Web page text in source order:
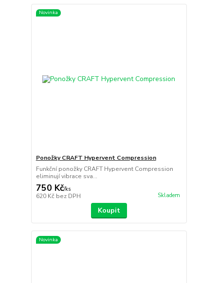
Novinka
Ponožky CRAFT Hypervent Compression
Funkční ponožky CRAFT Hypervent Compression
eliminují vibrace sva...
750 Kč/ks
620 Kč bez DPH Skladem
Koupit
Novinka